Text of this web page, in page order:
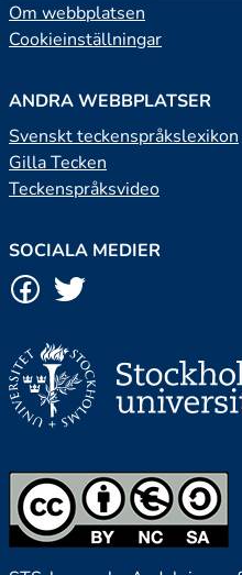
Om webbplatsen
Cookieinställningar
ANDRA WEBBPLATSER
Svenskt teckenspråkslexikon
Gilla Tecken
Teckenspråksvideo
SOCIALA MEDIER